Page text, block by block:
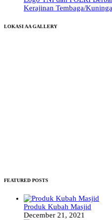
Kerajinan Tembaga/
LOKASI AA GALLERY
FEATURED POSTS
Produk Kubah Masjid
December 21, 2021